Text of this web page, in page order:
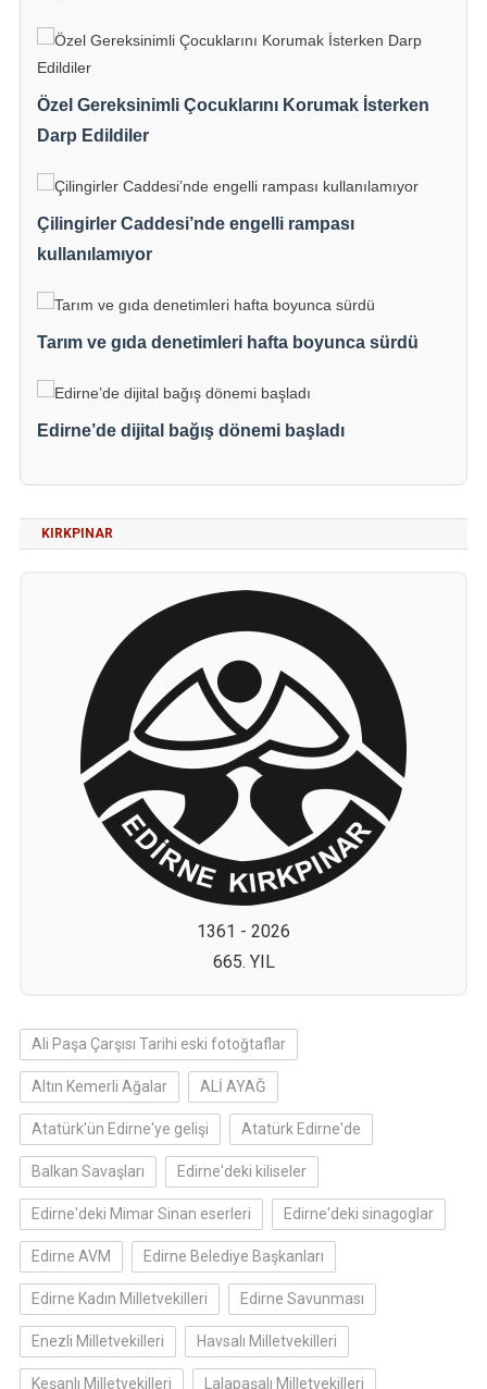
Özel Gereksinimli Çocuklarını Korumak İsterken
Darp Edildiler
Çilingirler Caddesi’nde engelli rampası
kullanılamıyor
Tarım ve gıda denetimleri hafta boyunca sürdü
Edirne’de dijital bağış dönemi başladı
KIRKPINAR
1361 - 2026
665. YIL
Ali Paşa Çarşısı Tarihi eski fotoğtaflar
Altın Kemerli Ağalar ALİ AYAĞ
Atatürk'ün Edirne'ye gelişi Atatürk Edirne'de
Balkan Savaşları Edirne'deki kiliseler
Edirne'deki Mimar Sinan eserleri Edirne'deki sinagoglar
Edirne AVM Edirne Belediye Başkanları
Edirne Kadın Milletvekilleri Edirne Savunması
Enezli Milletvekilleri Havsalı Milletvekilleri
Keşanlı Milletvekilleri Lalapaşalı Milletvekilleri